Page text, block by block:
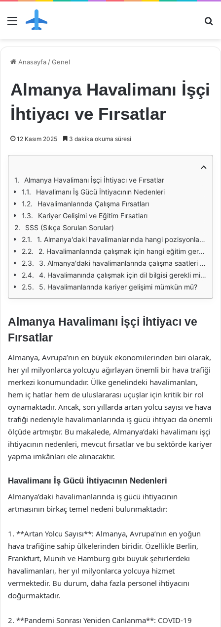
Menü
Anasayfa /Genel
Almanya Havalimanı İşçi
İhtiyacı ve Fırsatlar
12 Kasım 2025 3 dakika okuma süresi
Almanya Havalimanı İşçi İhtiyacı ve Fırsatlar
Havalimanı İş Gücü İhtiyacının Nedenleri
Havalimanlarında Çalışma Fırsatları
Kariyer Gelişimi ve Eğitim Fırsatları
SSS (Sıkça Sorulan Sorular)
1. Almanya'daki havalimanlarında hangi pozisyonlar en çok talep görmektedir?
2. Havalimanlarında çalışmak için hangi eğitim gereklidir?
3. Almanya'daki havalimanlarında çalışma saatleri nasıldır?
4. Havalimanında çalışmak için dil bilgisi gerekli midir?
5. Havalimanlarında kariyer gelişimi mümkün mü?
Almanya Havalimanı İşçi İhtiyacı ve
Fırsatlar
Almanya, Avrupa’nın en büyük ekonomilerinden biri olarak,
her yıl milyonlarca yolcuyu ağırlayan önemli bir hava trafiği
merkezi konumundadır. Ülke genelindeki havalimanları,
hem iç hatlar hem de uluslararası uçuşlar için kritik bir rol
oynamaktadır. Ancak, son yıllarda artan yolcu sayısı ve hava
trafiği nedeniyle havalimanlarında iş gücü ihtiyacı da önemli
ölçüde artmıştır. Bu makalede, Almanya’daki havalimanı işçi
ihtiyacının nedenleri, mevcut fırsatlar ve bu sektörde kariyer
yapma imkânları ele alınacaktır.
Havalimanı İş Gücü İhtiyacının Nedenleri
Almanya’daki havalimanlarında iş gücü ihtiyacının
artmasının birkaç temel nedeni bulunmaktadır:
1. **Artan Yolcu Sayısı**: Almanya, Avrupa’nın en yoğun
hava trafiğine sahip ülkelerinden biridir. Özellikle Berlin,
Frankfurt, Münih ve Hamburg gibi büyük şehirlerdeki
havalimanları, her yıl milyonlarca yolcuya hizmet
vermektedir. Bu durum, daha fazla personel ihtiyacını
doğurmaktadır.
2. **Pandemi Sonrası Yeniden Canlanma**: COVID-19